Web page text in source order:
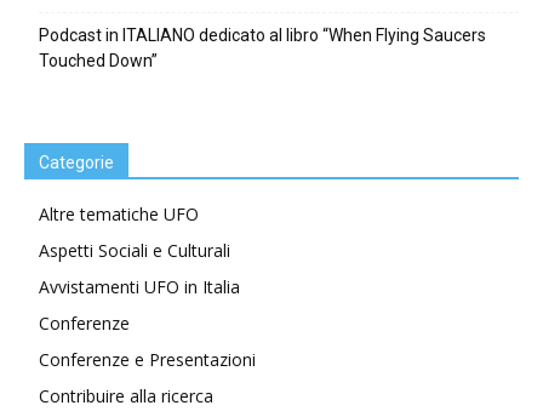
Podcast in ITALIANO dedicato al libro “When Flying Saucers
Touched Down”
Categorie
Altre tematiche UFO
Aspetti Sociali e Culturali
Avvistamenti UFO in Italia
Conferenze
Conferenze e Presentazioni
Contribuire alla ricerca